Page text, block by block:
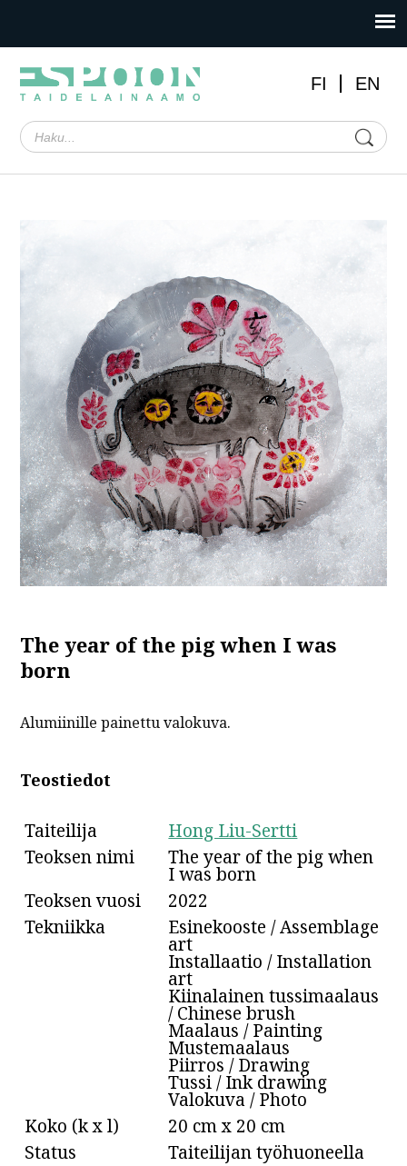
FI EN
The year of the pig when I was
born
Alumiinille painettu valokuva.
Teostiedot
Taiteilija
Hong Liu-Sertti
Teoksen nimi
The year of the pig when
I was born
Teoksen vuosi
2022
Tekniikka
Esinekooste / Assemblage
art
Installaatio / Installation
art
Kiinalainen tussimaalaus
/ Chinese brush
Maalaus / Painting
Mustemaalaus
Piirros / Drawing
Tussi / Ink drawing
Valokuva / Photo
Koko (k x l)
20 cm x 20 cm
Status
Taiteilijan työhuoneella